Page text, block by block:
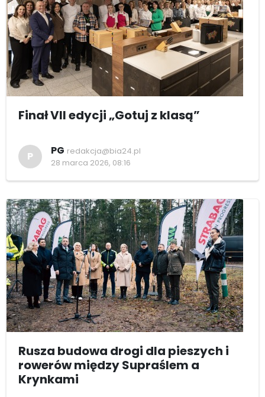
Finał VII edycji „Gotuj z klasą”
P PG redakcja@bia24.pl
28 marca 2026, 08:16
Rusza budowa drogi dla pieszych i
rowerów między Supraślem a
Krynkami